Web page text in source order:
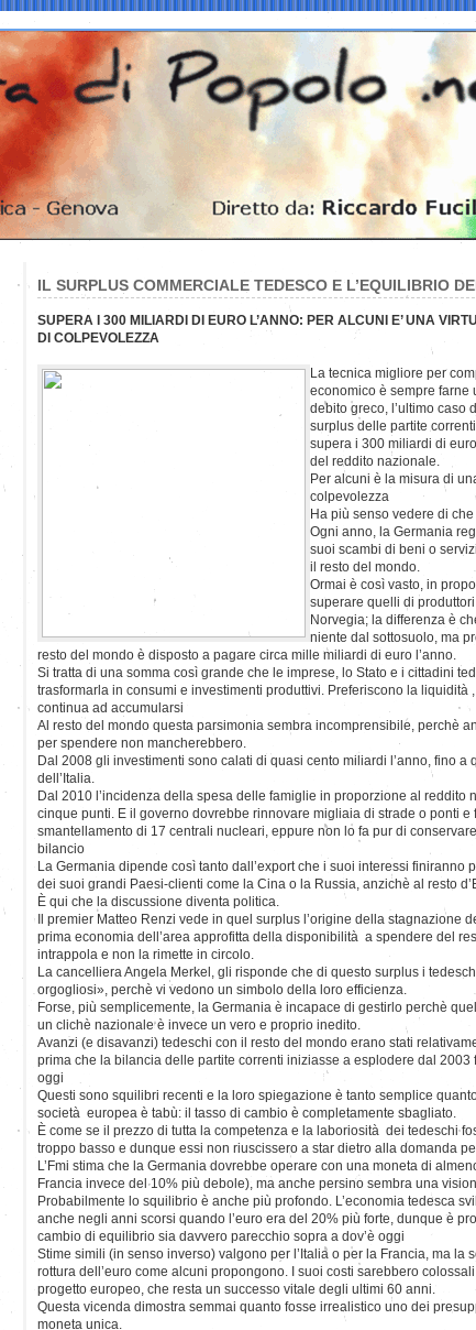
IL SURPLUS COMMERCIALE TEDESCO E L’EQUILIBRIO
SUPERA I 300 MILIARDI DI EURO L’ANNO: PER ALCUNI E’ UNA
DI COLPEVOLEZZA
La tecnica migliore per
economico è sempre farne
debito greco, l’ultimo caso
surplus delle partite
supera i 300 miliardi di
del reddito nazionale.
Per alcuni è la misura di
colpevolezza
Ha più senso vedere di
Ogni anno, la Germania
suoi scambi di beni o
il resto del mondo.
Ormai è così vasto, in
superare quelli di
Norvegia; la differenza è
niente dal sottosuolo, ma
resto del mondo è disposto a pagare circa mille miliardi di euro l’anno.
Si tratta di una somma così grande che le imprese, lo Stato e i cittadini
trasformarla in consumi e investimenti produttivi. Preferiscono la liquidità
continua ad accumularsi
Al resto del mondo questa parsimonia sembra incomprensibile, perchè
per spendere non mancherebbero.
Dal 2008 gli investimenti sono calati di quasi cento miliardi l’anno, fino a
dell’Italia.
Dal 2010 l’incidenza della spesa delle famiglie in proporzione al reddito
cinque punti. E il governo dovrebbe rinnovare migliaia di strade o ponti e
smantellamento di 17 centrali nucleari, eppure non lo fa pur di
bilancio
La Germania dipende così tanto dall’export che i suoi interessi finiranno
dei suoi grandi Paesi-clienti come la Cina o la Russia, anzichè al resto
È qui che la discussione diventa politica.
Il premier Matteo Renzi vede in quel surplus l’origine della stagnazione
prima economia dell’area approfitta della disponibilità a spendere del
intrappola e non la rimette in circolo.
La cancelliera Angela Merkel, gli risponde che di questo surplus i
orgogliosi», perchè vi vedono un simbolo della loro efficienza.
Forse, più semplicemente, la Germania è incapace di gestirlo perchè
un clichè nazionale è invece un vero e proprio inedito.
Avanzi (e disavanzi) tedeschi con il resto del mondo erano stati
prima che la bilancia delle partite correnti iniziasse a esplodere dal 2003
oggi
Questi sono squilibri recenti e la loro spiegazione è tanto semplice
società europea è tabù: il tasso di cambio è completamente sbagliato.
È come se il prezzo di tutta la competenza e la laboriosità dei tedeschi
troppo basso e dunque essi non riuscissero a star dietro alla domanda
L’Fmi stima che la Germania dovrebbe operare con una moneta di
Francia invece del 10% più debole), ma anche persino sembra una
Probabilmente lo squilibrio è anche più profondo. L’economia tedesca
anche negli anni scorsi quando l’euro era del 20% più forte, dunque è
cambio di equilibrio sia davvero parecchio sopra a dov’è oggi
Stime simili (in senso inverso) valgono per l’Italia o per la Francia, ma la
rottura dell’euro come alcuni propongono. I suoi costi sarebbero
progetto europeo, che resta un successo vitale degli ultimi 60 anni.
Questa vicenda dimostra semmai quanto fosse irrealistico uno dei
moneta unica.